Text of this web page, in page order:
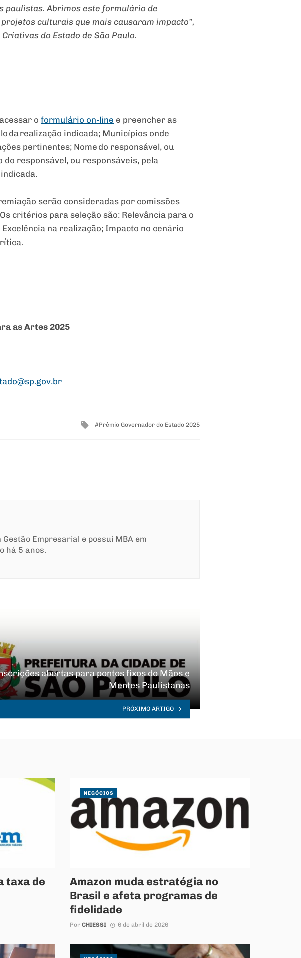
paulistas. Abrimos este formulário de
culturais que mais causaram impacto”,
do Estado de São Paulo.
o formulário on-line e preencher as
da realização indicada; Municípios onde
pertinentes; Nome do responsável, ou
do responsável, ou responsáveis, pela
serão consideradas por comissões
critérios para seleção são: Relevância para o
na realização; Impacto no cenário
as Artes 2025
Tagged
Prêmio Governador do Estado 2025
Empresarial e possui MBA em
há 5 anos.
abertas para pontos fixos do Mãos e
Mentes Paulistanas
PRÓXIMO ARTIGO
taxa de
Amazon muda estratégia no
Brasil e afeta programas de
fidelidade
Por CHIESSI 6 de abril de 2026
NEGÓCIOS